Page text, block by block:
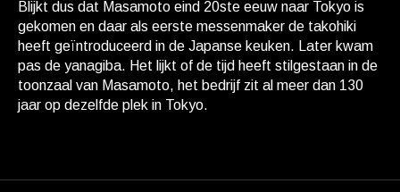
Blijkt dus dat Masamoto eind 20ste eeuw naar Tokyo is
gekomen en daar als eerste messenmaker de takohiki
heeft geïntroduceerd in de Japanse keuken. Later kwam
pas de yanagiba. Het lijkt of de tijd heeft stilgestaan in de
toonzaal van Masamoto, het bedrijf zit al meer dan 130
jaar op dezelfde plek in Tokyo.